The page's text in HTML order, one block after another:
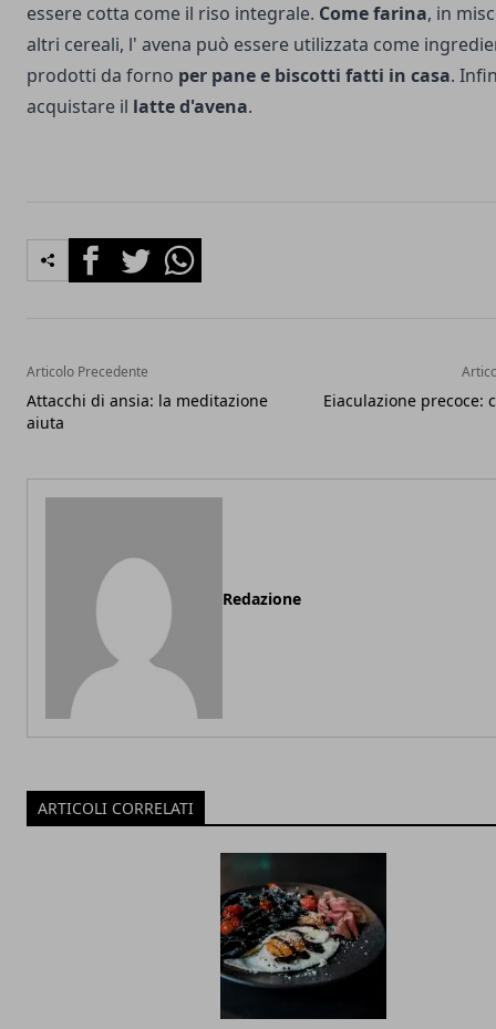
essere cotta come il riso integrale. Come farina, in
altri cereali, l' avena può essere utilizzata come
prodotti da forno per pane e biscotti fatti in casa.
acquistare il latte d'avena.
FacebookTwitterWhatsapp
Articolo Precedente
Attacchi di ansia: la meditazione
aiuta
Eiaculazione precoce:
Redazione
ARTICOLI CORRELATI